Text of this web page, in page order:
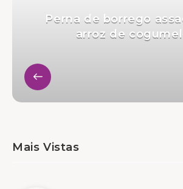
Perna de borrego
arroz de
Mais Vistas